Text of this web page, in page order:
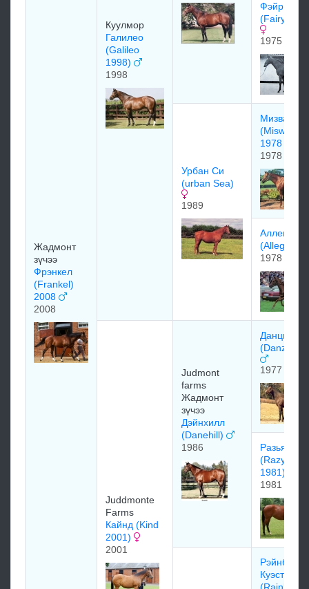
Жадмонт
зүчээ
Фрэнкел
(Frankel)
2008
2008
Куулмор
Галилео
(Galileo
1998)
1998
Фэйри
(Fairy
1975
Урбан Си
(urban Sea)
1989
Мизваки
(Miswaki
1978
1978
1978
Juddmonte
Farms
Кайнд (Kind
2001)
2001
Judmont
farms
Жадмонт
зүчээ
Дэйнхилл
(Danehill)
1986
Данциг
(Danzig
1977
Рaзьянa
(Razyana
1981)
1981
Рэйнбоу
Куэст